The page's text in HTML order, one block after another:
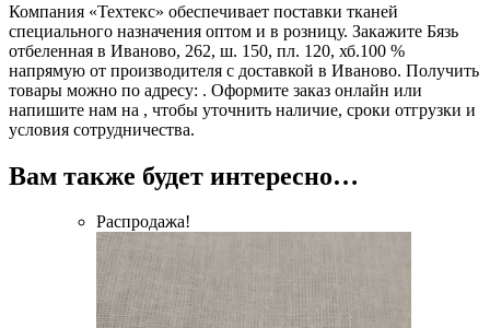
Компания «Техтекс» обеспечивает поставки тканей
специального назначения оптом и в розницу. Закажите Бязь
отбеленная в Иваново, 262, ш. 150, пл. 120, хб.100 %
напрямую от производителя с доставкой в Иваново. Получить
товары можно по адресу: . Оформите заказ онлайн или
напишите нам на , чтобы уточнить наличие, сроки отгрузки и
условия сотрудничества.
Вам также будет интересно…
Распродажа!